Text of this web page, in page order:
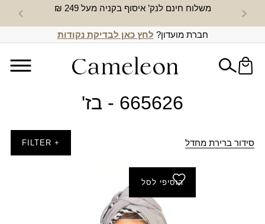
משלוח חינם לנק’ איסוף בקניה מעל 249 ₪ חדש
חברת מועדון? לחץ כאן לבדיקת נקודות
665626 - בז'
סידור ברירת מחדל + FILTER
הוסיפי לסל
צעיף זברה